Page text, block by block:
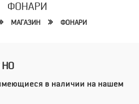
ФОНАРИ
МАГАЗИН ФОНАРИ
в наличии на нашем